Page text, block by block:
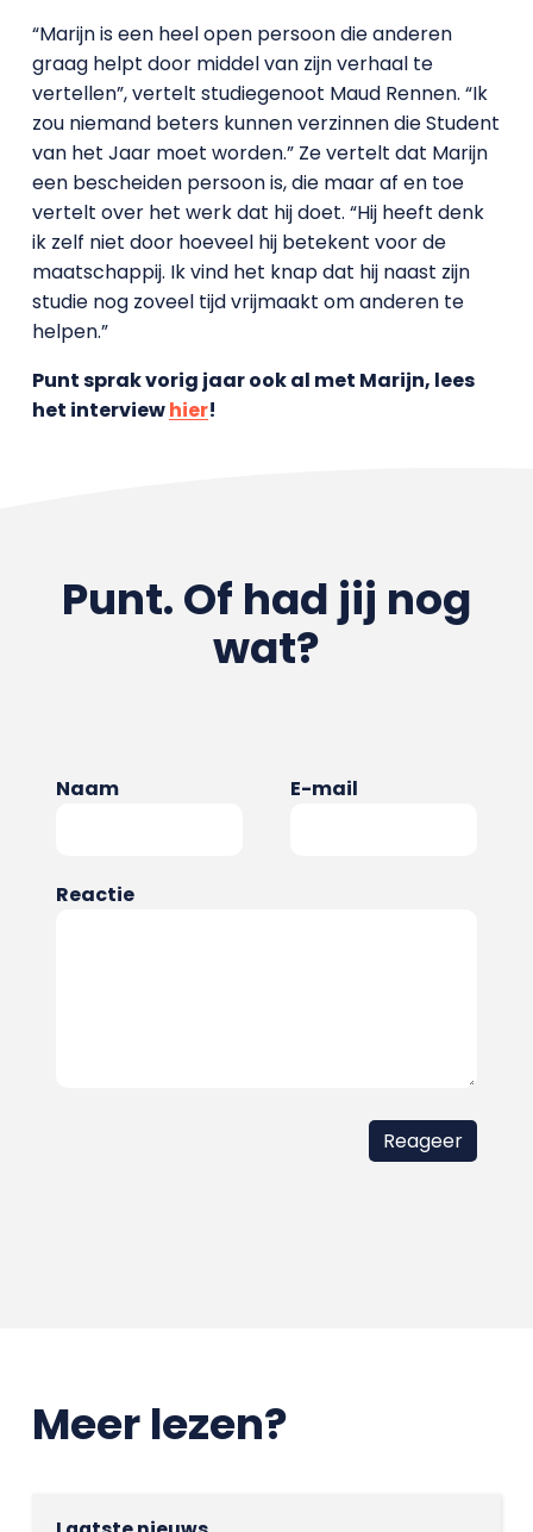
“Marijn is een heel open persoon die anderen
graag helpt door middel van zijn verhaal te
vertellen”, vertelt studiegenoot Maud Rennen. “Ik
zou niemand beters kunnen verzinnen die Student
van het Jaar moet worden.” Ze vertelt dat Marijn
een bescheiden persoon is, die maar af en toe
vertelt over het werk dat hij doet. “Hij heeft denk
ik zelf niet door hoeveel hij betekent voor de
maatschappij. Ik vind het knap dat hij naast zijn
studie nog zoveel tijd vrijmaakt om anderen te
helpen.”
Punt sprak vorig jaar ook al met Marijn, lees
het interviewhier!
Punt. Of had jij nog
wat?
Naam E-mail
Reactie
Meer lezen?